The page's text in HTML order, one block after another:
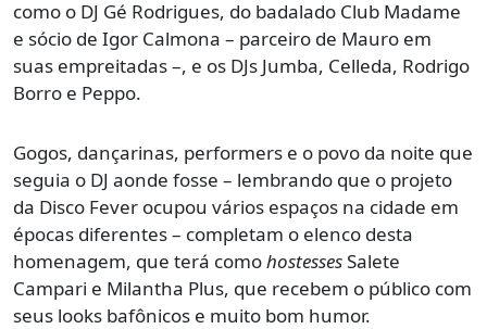
como o DJ Gé Rodrigues, do badalado Club Madame
e sócio de Igor Calmona – parceiro de Mauro em
suas empreitadas –, e os DJs Jumba, Celleda, Rodrigo
Borro e Peppo.
Gogos, dançarinas, performers e o povo da noite que
seguia o DJ aonde fosse – lembrando que o projeto
da Disco Fever ocupou vários espaços na cidade em
épocas diferentes – completam o elenco desta
homenagem, que terá comohostessesSalete
Campari e Milantha Plus, que recebem o público com
seus looks bafônicos e muito bom humor.